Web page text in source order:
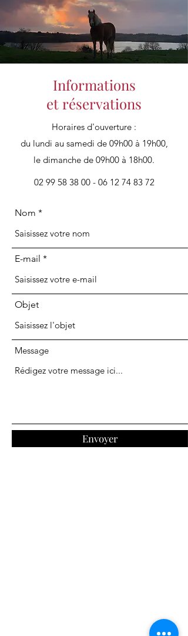
Informations
et réservations
Horaires d'ouverture :
du lundi au samedi de 09h00 à 19h00,
le dimanche de 09h00 à 18h00.
02 99 58 38 00 - 06 12 7483 72
Nom
E-mail
Objet
Message
Envoyer